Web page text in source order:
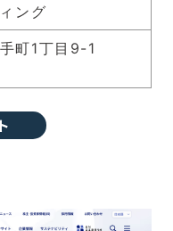
ング
町1丁目9-1